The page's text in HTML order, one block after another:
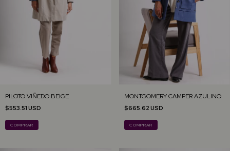
PILOTO VIÑEDO BEIGE
$553.51 USD
COMPRAR
MONTGOMERY CAMPER AZULINO
$665.62 USD
COMPRAR